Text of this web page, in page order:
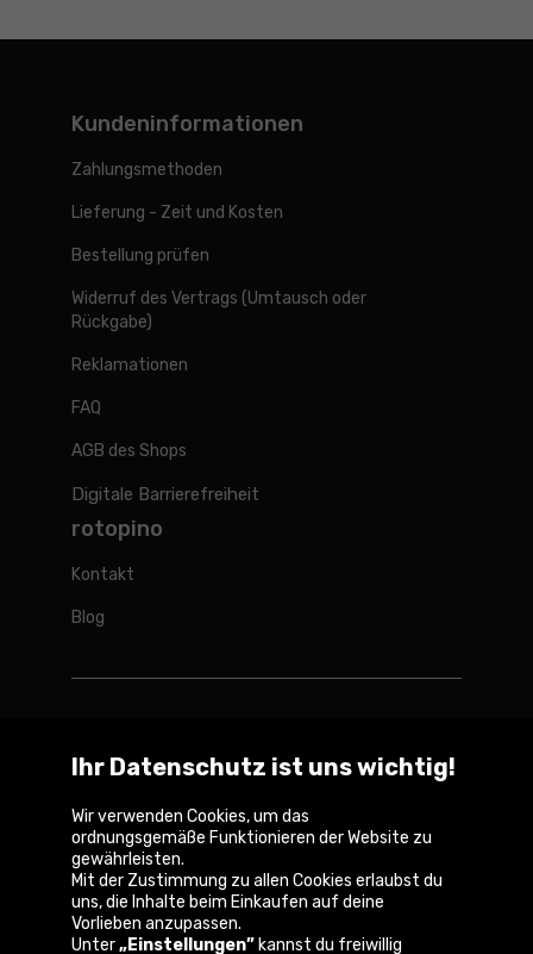
Kundeninformationen
Zahlungsmethoden
Lieferung - Zeit und Kosten
Bestellung prüfen
Widerruf des Vertrags (Umtausch oder
Rückgabe)
Reklamationen
FAQ
AGB des Shops
Digitale Barrierefreiheit
rotopino
Kontakt
Blog
Belgique België France
Copyright © 2026
Ihr Datenschutz ist uns wichtig!
Wir verwenden Cookies, um das
ordnungsgemäße Funktionieren der Website zu
gewährleisten.
Mit der Zustimmung zu allen Cookies erlaubst du
uns, die Inhalte beim Einkaufen auf deine
Vorlieben anzupassen.
Unter„Einstellungen” kannst du freiwillig